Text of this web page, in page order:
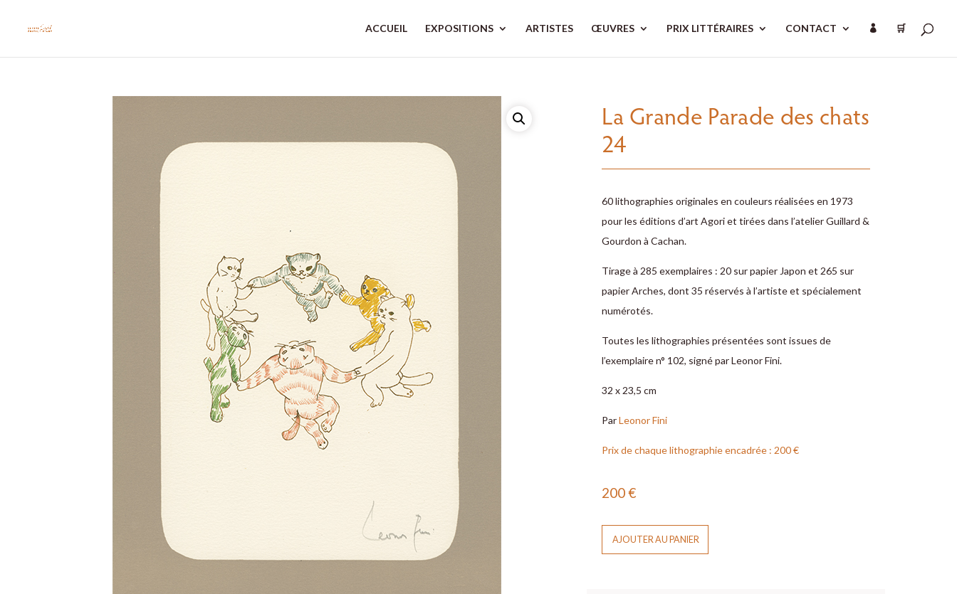
ACCUEIL EXPOSITIONS ARTISTES ŒUVRES PRIX LITTÉRAIRES CONTACT  🛒
La Grande Parade des chats
24
60 lithographies originales en couleurs réalisées en 1973
pour les ­éditions d’art Agori et tirées dans l’atelier Guillard &
Gourdon à Cachan.
Tirage à 285 exemplaires : 20 sur papier ­Japon et 265 sur
papier Arches, dont 35 réservés à l’artiste et ­spécialement
numérotés.
Toutes les lithographies présentées sont issues de
l’exemplaire n° 102, signé par Leonor Fini.
32 x 23,5 cm
ParLeonor Fini
Prix de chaque lithographie encadrée : 200 €
200€
AJOUTER AU PANIER